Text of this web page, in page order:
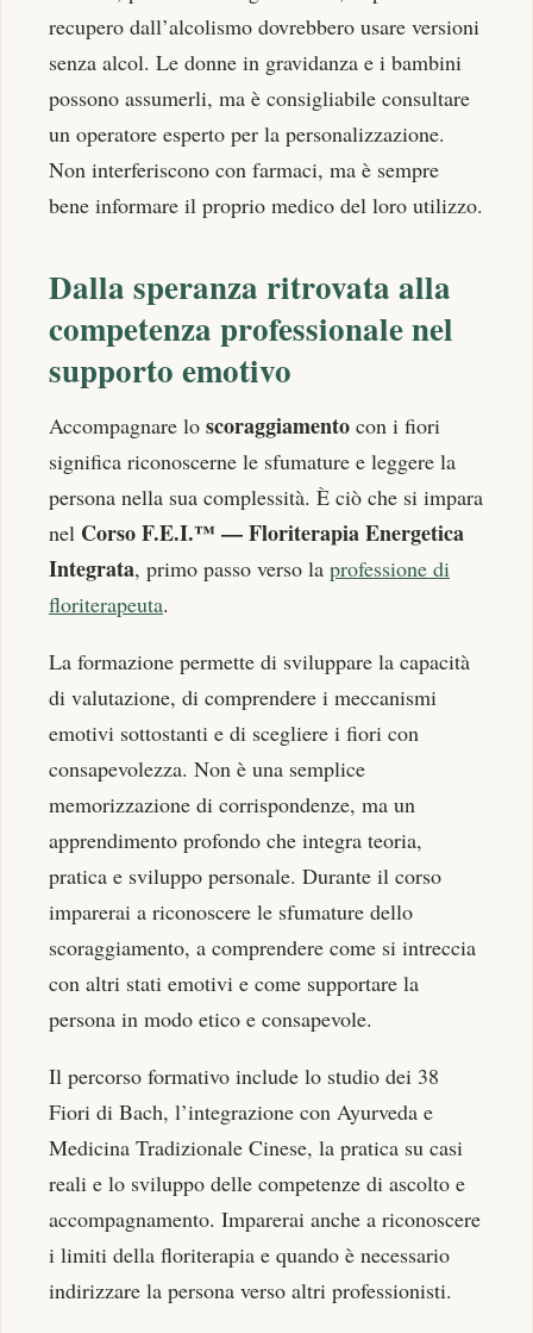
recupero dall’alcolismo dovrebbero usare versioni
senza alcol. Le donne in gravidanza e i bambini
possono assumerli, ma è consigliabile consultare
un operatore esperto per la personalizzazione.
Non interferiscono con farmaci, ma è sempre
bene informare il proprio medico del loro utilizzo.
Dalla speranza ritrovata alla
competenza professionale nel
supporto emotivo
Accompagnare lo scoraggiamento con i fiori
significa riconoscerne le sfumature e leggere la
persona nella sua complessità. È ciò che si impara
nel Corso F.E.I.™ — Floriterapia Energetica
Integrata, primo passo verso la professione di
floriterapeuta.
La formazione permette di sviluppare la capacità
di valutazione, di comprendere i meccanismi
emotivi sottostanti e di scegliere i fiori con
consapevolezza. Non è una semplice
memorizzazione di corrispondenze, ma un
apprendimento profondo che integra teoria,
pratica e sviluppo personale. Durante il corso
imparerai a riconoscere le sfumature dello
scoraggiamento, a comprendere come si intreccia
con altri stati emotivi e come supportare la
persona in modo etico e consapevole.
Il percorso formativo include lo studio dei 38
Fiori di Bach, l’integrazione con Ayurveda e
Medicina Tradizionale Cinese, la pratica su casi
reali e lo sviluppo delle competenze di ascolto e
accompagnamento. Imparerai anche a riconoscere
i limiti della floriterapia e quando è necessario
indirizzare la persona verso altri professionisti.